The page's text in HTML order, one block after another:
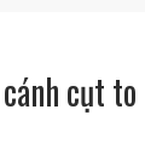
cụt to